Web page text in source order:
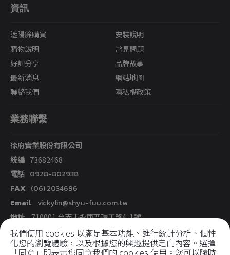
資訊
遮陽簾購買
安裝說明
購物說明
常見問題
好評分享
品牌故事
最新消息
網站地圖
聯絡我們
隱私權政策
業務聯繫
徐府實業股份有限公司
統編 73682468
電話 0928-802938
FAX (06) 2034696
Email
vickylin@shyu-fuu.com.tw
地址 710001台南市永康區環工路4-1號
社群媒體
我們使用 cookies 以滿足基本功能、進行統計分析、個性
化您的瀏覽體驗，以及根據您的興趣提供定向內容。選擇
「同意」即表示您同意我們的 cookies 使用。您可以隨時